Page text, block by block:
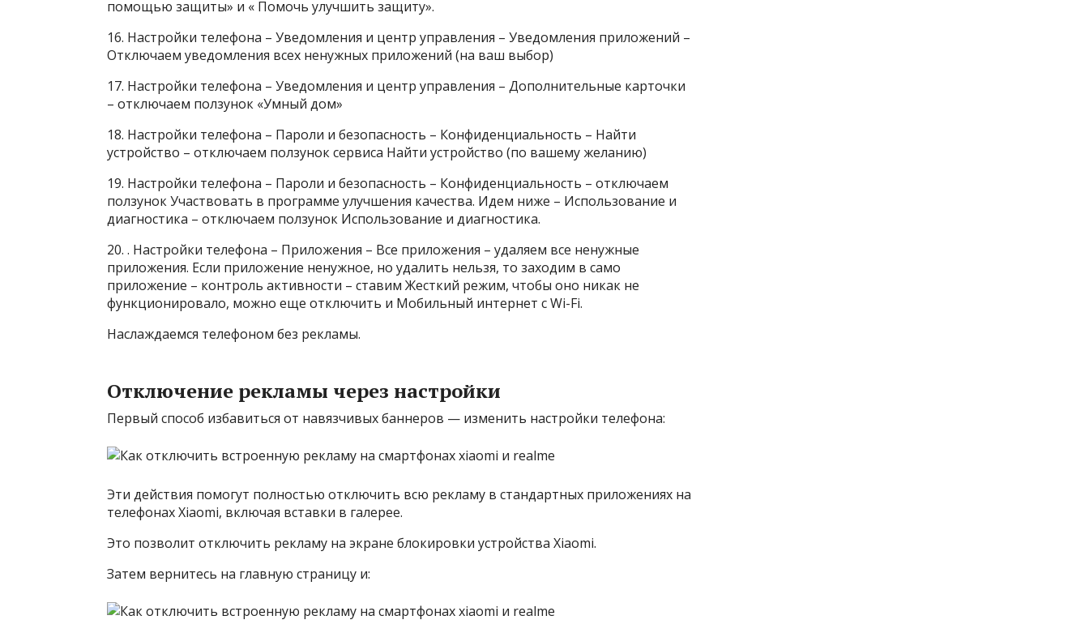
помощью защиты» и « Помочь улучшить защиту».
16. Настройки телефона – Уведомления и центр управления – Уведомления приложений –
Отключаем уведомления всех ненужных приложений (на ваш выбор)
17. Настройки телефона – Уведомления и центр управления – Дополнительные карточки
– отключаем ползунок «Умный дом»
18. Настройки телефона – Пароли и безопасность – Конфиденциальность – Найти
устройство – отключаем ползунок сервиса Найти устройство (по вашему желанию)
19. Настройки телефона – Пароли и безопасность – Конфиденциальность – отключаем
ползунок Участвовать в программе улучшения качества. Идем ниже – Использование и
диагностика – отключаем ползунок Использование и диагностика.
20. . Настройки телефона – Приложения – Все приложения – удаляем все ненужные
приложения. Если приложение ненужное, но удалить нельзя, то заходим в само
приложение – контроль активности – ставим Жесткий режим, чтобы оно никак не
функционировало, можно еще отключить и Мобильный интернет с Wi-Fi.
Наслаждаемся телефоном без рекламы.
Отключение рекламы через настройки
Первый способ избавиться от навязчивых баннеров — изменить настройки телефона:
Эти действия помогут полностью отключить всю рекламу в стандартных приложениях на
телефонах Xiaomi, включая вставки в галерее.
Это позволит отключить рекламу на экране блокировки устройства Xiaomi.
Затем вернитесь на главную страницу и: